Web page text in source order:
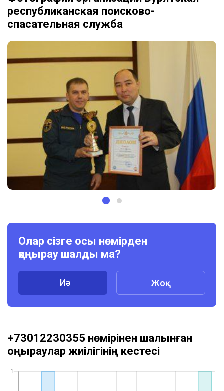
республиканская поисково-
спасательная служба
Олар сізге осы нөмірден
қоңырау шалды ма?
Иә Жоқ
+73012230355 нөмірінен шалынған
қоңыраулар жиілігінің кестесі